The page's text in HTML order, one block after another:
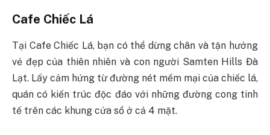
Cafe Chiếc Lá
Tại Cafe Chiếc Lá, bạn có thể dừng chân và tận hưởng
vẻ đẹp của thiên nhiên và con người Samten Hills Đà
Lạt. Lấy cảm hứng từ đường nét mềm mại của chiếc lá,
quán có kiến trúc độc đáo với những đường cong tinh
tế trên các khung cửa sổ ở cả 4 mặt.